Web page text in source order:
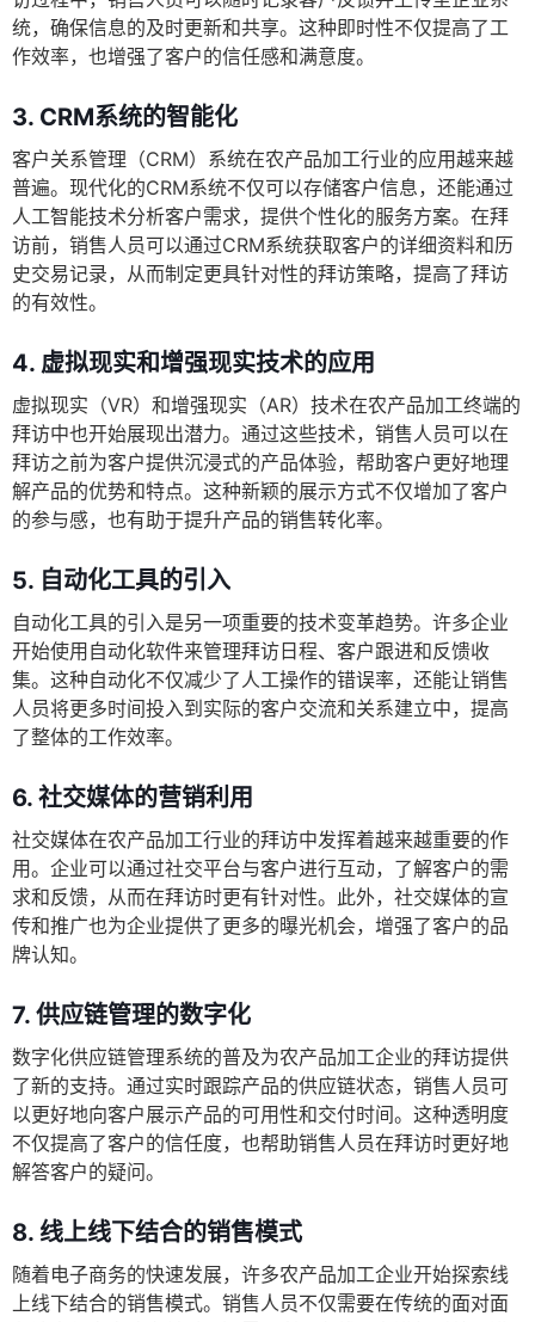
统，确保信息的及时更新和共享。这种即时性不仅提高了工
作效率，也增强了客户的信任感和满意度。
3. CRM系统的智能化
客户关系管理（CRM）系统在农产品加工行业的应用越来越
普遍。现代化的CRM系统不仅可以存储客户信息，还能通过
人工智能技术分析客户需求，提供个性化的服务方案。在拜
访前，销售人员可以通过CRM系统获取客户的详细资料和历
史交易记录，从而制定更具针对性的拜访策略，提高了拜访
的有效性。
4. 虚拟现实和增强现实技术的应用
虚拟现实（VR）和增强现实（AR）技术在农产品加工终端的
拜访中也开始展现出潜力。通过这些技术，销售人员可以在
拜访之前为客户提供沉浸式的产品体验，帮助客户更好地理
解产品的优势和特点。这种新颖的展示方式不仅增加了客户
的参与感，也有助于提升产品的销售转化率。
5. 自动化工具的引入
自动化工具的引入是另一项重要的技术变革趋势。许多企业
开始使用自动化软件来管理拜访日程、客户跟进和反馈收
集。这种自动化不仅减少了人工操作的错误率，还能让销售
人员将更多时间投入到实际的客户交流和关系建立中，提高
了整体的工作效率。
6. 社交媒体的营销利用
社交媒体在农产品加工行业的拜访中发挥着越来越重要的作
用。企业可以通过社交平台与客户进行互动，了解客户的需
求和反馈，从而在拜访时更有针对性。此外，社交媒体的宣
传和推广也为企业提供了更多的曝光机会，增强了客户的品
牌认知。
7. 供应链管理的数字化
数字化供应链管理系统的普及为农产品加工企业的拜访提供
了新的支持。通过实时跟踪产品的供应链状态，销售人员可
以更好地向客户展示产品的可用性和交付时间。这种透明度
不仅提高了客户的信任度，也帮助销售人员在拜访时更好地
解答客户的疑问。
8. 线上线下结合的销售模式
随着电子商务的快速发展，许多农产品加工企业开始探索线
上线下结合的销售模式。销售人员不仅需要在传统的面对面